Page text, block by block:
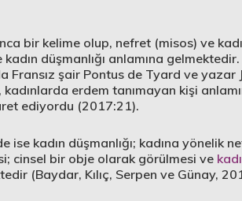
bir kelime olup, nefret (misos) ve
düşmanlığı anlamına
Fransız şair Pontus de Tyard ve yazar
erdem tanımayan kişi
ediyordu (2017:21).
ise kadın düşmanlığı; kadına yönelik
cinsel bir obje olarak görülmesi ve
(Baydar, Kılıç, Serpen ve Günay,